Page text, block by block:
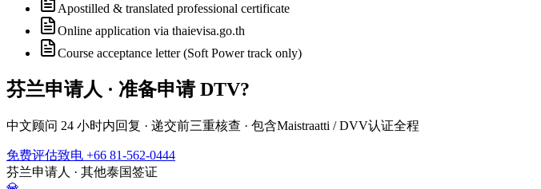
Apostilled & translated professional certificate
Online application via thaievisa.go.th
Course acceptance letter (Soft Power track only)
芬兰申请人 · 准备申请DTV?
中文顾问 24 小时内回复 · 递交前三重核查 · 包含Maistraatti / DVV认证全程
免费评估致电 +66 81-562-0444
芬兰申请人 · 其他泰国签证